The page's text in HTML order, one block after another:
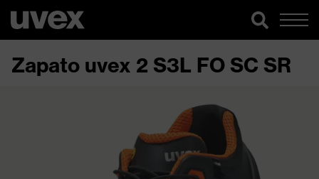
Zapato uvex 2 S3L FO SC SR